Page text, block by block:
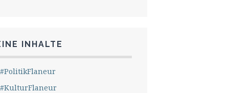
INHALTE
#PolitikFlaneur
#KulturFlaneur